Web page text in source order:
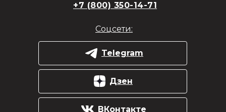
Telegram
Дзен
ВКонтакте
Соцсети:
+7 (800) 350-14-71